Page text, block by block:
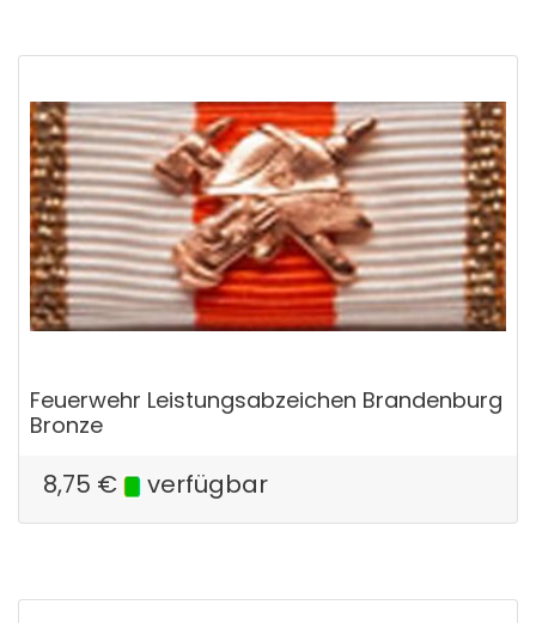
Feuerwehr Leistungsabzeichen Brandenburg
Bronze
8,75 € verfügbar